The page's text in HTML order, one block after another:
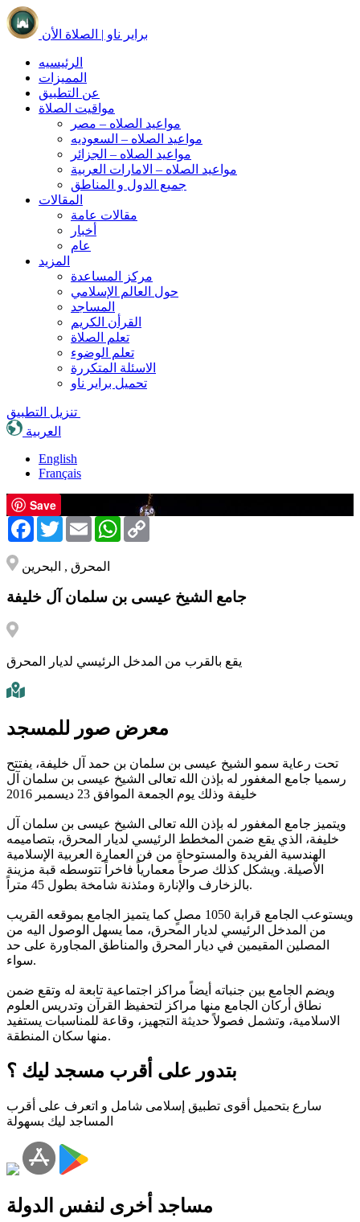
براير ناو | الصلاة الأن
الرئيسيه
المميزات
عن التطبيق
مواقيت الصلاة
مواعيد الصلاه – مصر
مواعيد الصلاه – السعوديه
مواعيد الصلاه – الجزائر
مواعيد الصلاه – الامارات العربية
جميع الدول و المناطق
المقالات
مقالات عامة
أخبار
عام
المزيد
مركز المساعدة
حول العالم الإسلامي
المساجد
القرأن الكريم
تعلم الصلاة
تعلم الوضوء
الاسئلة المتكررة
تحميل براير ناو
العربية
English
Français
Save
Facebook
TwitterEmail WhatsApp
المحرق , البحرين
جامع الشيخ عيسى بن سلمان آل خليفة
يقع بالقرب من المدخل الرئيسي لديار المحرق
معرض صور للمسجد
تحت رعاية سمو الشيخ عيسى بن سلمان بن حمد آل خليفة، يفتتح
رسميا جامع المغفور له بإذن الله تعالى الشيخ عيسى بن سلمان آل
خليفة وذلك يوم الجمعة الموافق 23 ديسمبر 2016
ويتميز جامع المغفور له بإذن الله تعالى الشيخ عيسى بن سلمان آل
خليفة، الذي يقع ضمن المخطط الرئيسي لديار المحرق، بتصاميمه
الهندسية الفريدة والمستوحاة من فن العمارة العربية الإسلامية
الأصيلة. ويشكل كذلك صرحاً معمارياً فاخراً تتوسطه قبة مزينة
بالزخارف والإنارة ومئذنة شامخة بطول 45 متراً.
ويستوعب الجامع قرابة 1050 مصلٍ كما يتميز الجامع بموقعه القريب
من المدخل الرئيسي لديار المحرق، مما يسهل الوصول اليه من
المصلين المقيمين في ديار المحرق والمناطق المجاورة على حد
سواء.
ويضم الجامع بين جنباته أيضاً مراكز اجتماعية تابعة له وتقع ضمن
نطاق أركان الجامع منها مراكز لتحفيظ القرآن وتدريس العلوم
الاسلامية، وتشمل فصولاً حديثة التجهيز، وقاعة للمناسبات يستفيد
منها سكان المنطقة.
بتدور على أقرب مسجد ليك ؟
سارع بتحميل أقوى تطبيق إسلامى شامل و اتعرف على أقرب
المساجد ليك بسهولة
مساجد أخرى لنفس الدولة